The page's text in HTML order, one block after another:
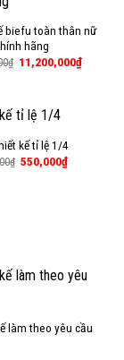
biefu toàn thân nữ
hãng
₫ Giá
gốc
11,200,000₫Giá
kế tỉ lệ 1/4
₫ Giá
550,000₫Giá
làm theo yêu cầu